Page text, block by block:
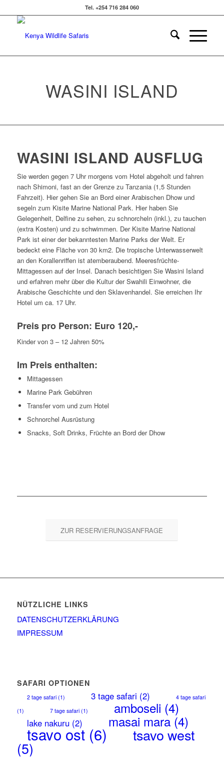
Tel. +254 716 284 060
WASINI ISLAND
WASINI ISLAND AUSFLUG
Sie werden gegen 7 Uhr morgens vom Hotel abgeholt und fahren
nach Shimoni, fast an der Grenze zu Tanzania (1,5 Stunden
Fahrzeit). Hier gehen Sie an Bord einer Arabischen Dhow und
segeln zum Kisite Marine National Park. Hier haben Sie
Gelegenheit, Delfine zu sehen, zu schnorcheln (inkl.), zu tauchen
(extra Kosten) und zu schwimmen. Der Kisite Marine National
Park ist einer der bekanntesten Marine Parks der Welt. Er
bedeckt eine Fläche von 30 km2. Die tropische Unterwasserwelt
an den Korallenriffen ist atemberaubend. Meeresfrüchte-
Mittagessen auf der Insel. Danach besichtigen Sie Wasini Island
und erfahren mehr über die Kultur der Swahili Einwohner, die
Arabische Geschichte und den Sklavenhandel. Sie erreichen Ihr
Hotel um ca. 17 Uhr.
Preis pro Person: Euro 120,-
Kinder von 3 – 12 Jahren 50%
Im Preis enthalten:
Mittagessen
Marine Park Gebühren
Transfer vom und zum Hotel
Schnorchel Ausrüstung
Snacks, Soft Drinks, Früchte an Bord der Dhow
ZUR RESERVIERUNGSANFRAGE
NÜTZLICHE LINKS
DATENSCHUTZERKLÄRUNG
IMPRESSUM
SAFARI OPTIONEN
2 tage safari(1) 3 tage safari (2)
4 tage safari
(1)
7 tage safari(1) amboseli (4)
lake nakuru (2) masai mara(4)
tsavo ost(6) tsavo west
(5)